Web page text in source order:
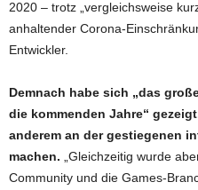
2020 – trotz „vergleichsweise
anhaltender Corona-
Entwickler.
Demnach habe sich „das
die kommenden Jahre“
anderem an der gestiegenen
machen. „Gleichzeitig wurde
Community und die Games-